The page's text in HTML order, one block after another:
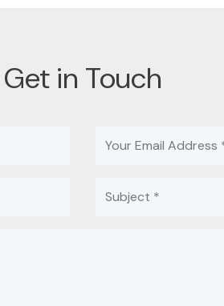
Get in Touch